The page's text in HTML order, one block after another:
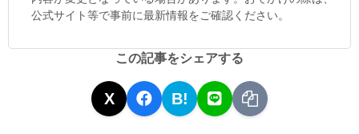
公式サイト等で事前に最新情報をご確認ください。
この記事をシェアする
X B!